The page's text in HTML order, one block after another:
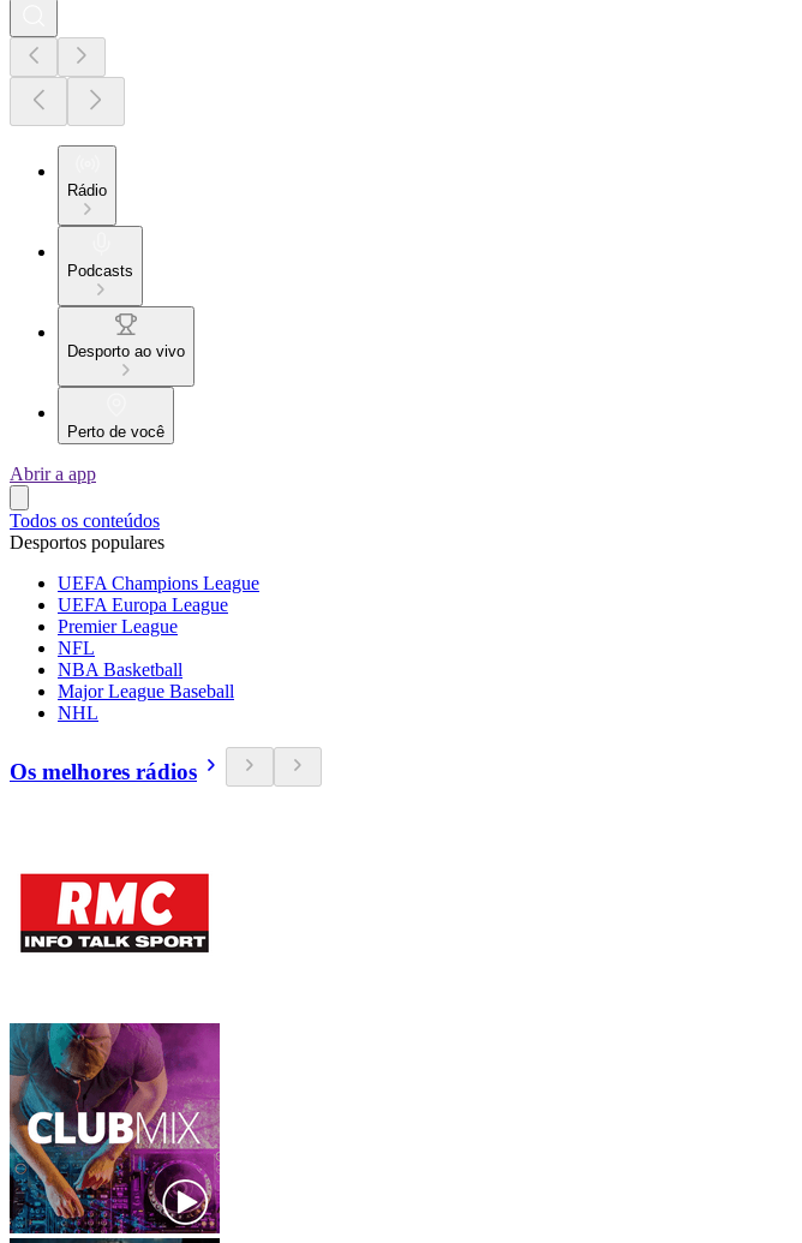
Rádio
Podcasts
Desporto ao vivo
Perto de você
Abrir a app
Todos os conteúdos
Desportos populares
UEFA Champions League
UEFA Europa League
Premier League
NFL
NBA Basketball
Major League Baseball
NHL
Os melhores rádios